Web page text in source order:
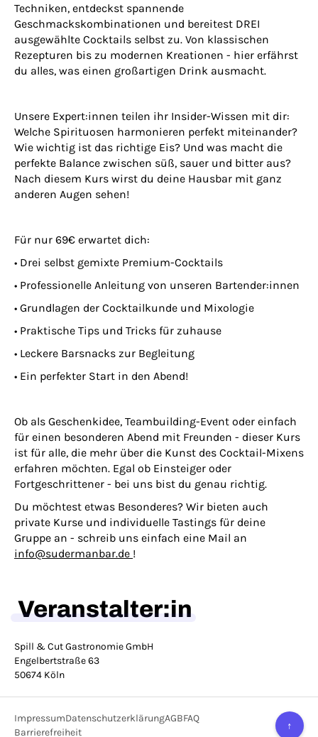
Techniken, entdeckst spannende
Geschmackskombinationen und bereitest DREI
ausgewählte Cocktails selbst zu. Von klassischen
Rezepturen bis zu modernen Kreationen - hier erfährst
du alles, was einen großartigen Drink ausmacht.
Unsere Expert:innen teilen ihr Insider-Wissen mit dir:
Welche Spirituosen harmonieren perfekt miteinander?
Wie wichtig ist das richtige Eis? Und was macht die
perfekte Balance zwischen süß, sauer und bitter aus?
Nach diesem Kurs wirst du deine Hausbar mit ganz
anderen Augen sehen!
Für nur 69€ erwartet dich:
• Drei selbst gemixte Premium-Cocktails
• Professionelle Anleitung von unseren Bartender:innen
• Grundlagen der Cocktailkunde und Mixologie
• Praktische Tips und Tricks für zuhause
• Leckere Barsnacks zur Begleitung
• Ein perfekter Start in den Abend!
Ob als Geschenkidee, Teambuilding-Event oder einfach
für einen besonderen Abend mit Freunden - dieser Kurs
ist für alle, die mehr über die Kunst des Cocktail-Mixens
erfahren möchten. Egal ob Einsteiger oder
Fortgeschrittener - bei uns bist du genau richtig.
Du möchtest etwas Besonderes? Wir bieten auch
private Kurse und individuelle Tastings für deine
Gruppe an - schreib uns einfach eine Mail an
info@sudermanbar.de !
Veranstalter:in
Spill & Cut Gastronomie GmbH
Engelbertstraße 63
50674 Köln
ImpressumDatenschutzerklärungAGBFAQ
Barrierefreiheit
↑